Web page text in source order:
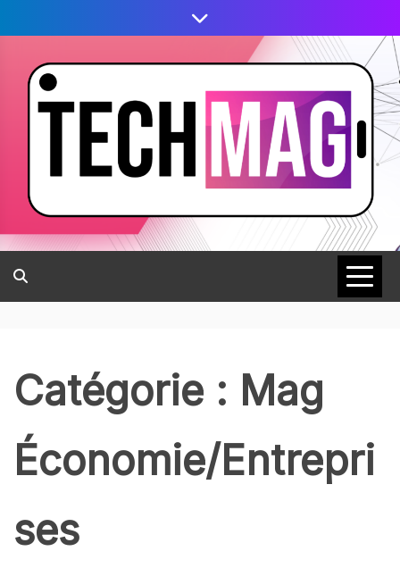
Catégorie : Mag
Économie/Entrepri
ses